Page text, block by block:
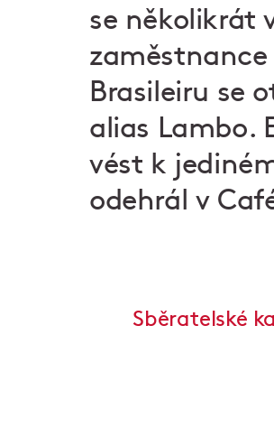
se několikrát
zaměstnance
Brasileiru se
alias Lambo.
vést k
odehrál v
Sběratelské